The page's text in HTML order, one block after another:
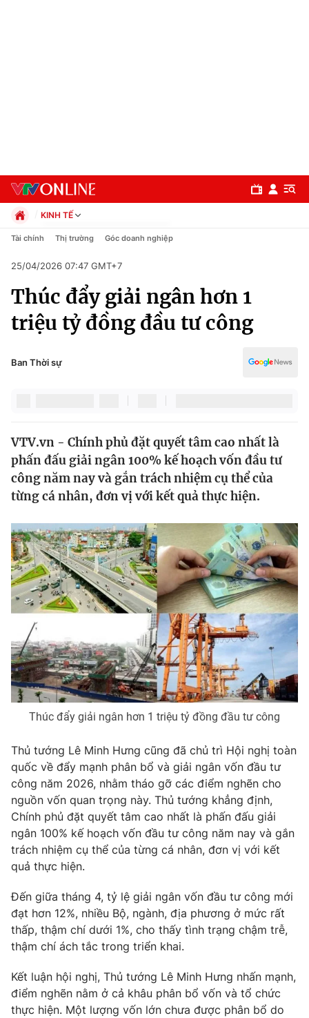
Chuyên mục
Chính trị
Thế giới
Tin tức
Thế giới đó đây
Câu chuyện quốc tế
Tài chính
Thị trường
Góc doanh nghiệp
Dữ liệu và đời sống
Truyền hình
Phim VTV
Hậu trường
Nhân vật
Khán giả
Giải trí
Điện ảnh
Âm nhạc
Sao
Đời sống
Du lịch
Chất lượng cuộc sống
Giáo dục
Tuyển sinh
Học trực tuyến
Công nghệ
Hitech Công nghệ tương lai
Sản phẩm
Thị trường
Tư vấn
Giao lưu trực tuyến
Lịch phát sóng
Emagazine Podcast
Photo Infographic
Video Shorts video
KINH TẾ
Chính trị
Pháp luật
Kinh tế
Thể thao
Truyền hình
Y tế
Tài chính Thị trường Góc doanh nghiệp
25/04/2026 07:47 GMT+7
Thúc đẩy giải ngân hơn 1
triệu tỷ đồng đầu tư công
Ban Thời sự
VTV.vn - Chính phủ đặt quyết tâm cao nhất là
phấn đấu giải ngân 100% kế hoạch vốn đầu tư
công năm nay và gắn trách nhiệm cụ thể của
từng cá nhân, đơn vị với kết quả thực hiện.
Thúc đẩy giải ngân hơn 1 triệu tỷ đồng đầu tư công
Thủ tướng Lê Minh Hưng cũng đã chủ trì Hội nghị toàn
quốc về đẩy mạnh phân bổ và giải ngân vốn đầu tư
công năm 2026, nhằm tháo gỡ các điểm nghẽn cho
nguồn vốn quan trọng này. Thủ tướng khẳng định,
Chính phủ đặt quyết tâm cao nhất là phấn đấu giải
ngân 100% kế hoạch vốn đầu tư công năm nay và gắn
trách nhiệm cụ thể của từng cá nhân, đơn vị với kết
quả thực hiện.
Đến giữa tháng 4, tỷ lệ giải ngân vốn đầu tư công mới
đạt hơn 12%, nhiều Bộ, ngành, địa phương ở mức rất
thấp, thậm chí dưới 1%, cho thấy tình trạng chậm trễ,
thậm chí ách tắc trong triển khai.
Kết luận hội nghị, Thủ tướng Lê Minh Hưng nhấn mạnh,
điểm nghẽn nằm ở cả khâu phân bổ vốn và tổ chức
thực hiện. Một lượng vốn lớn chưa được phân bổ do